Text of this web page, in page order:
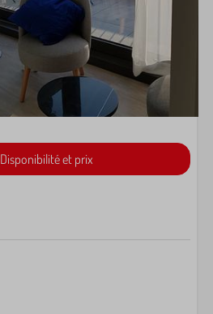
Disponibilité et prix